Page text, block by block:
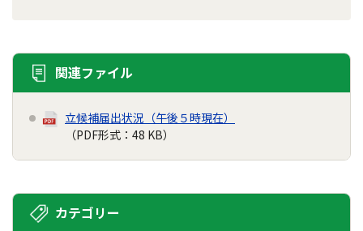
関連ファイル
立候補届出状況（午後５時現在）
（PDF形式：48 KB）
カテゴリー